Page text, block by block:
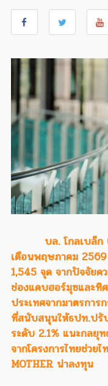
บล. โกลเบล็ก
เดือนพฤษภาคม
1,545 จุด จากปัจจัยค
ช่องแคบฮอร์มุซและทิ
ประเทศจากมาตรกา
ที่สนับสนุนให้ธปท.ปรั
ระดับ 2.1% แนะกลยุ
จากโครงการไทยช่วย
MOTHER น่าลงทุน